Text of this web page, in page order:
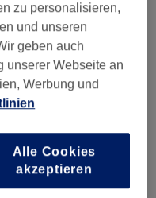
ein wahres
sich
von selbst.
uns und heilt
Wehwehchen
einem Peeling
nicht viel
– Frauen wie
zu personalisieren,
und unseren
geben auch
unserer Webseite an
Werbung und
Alle Cookies
akzeptieren